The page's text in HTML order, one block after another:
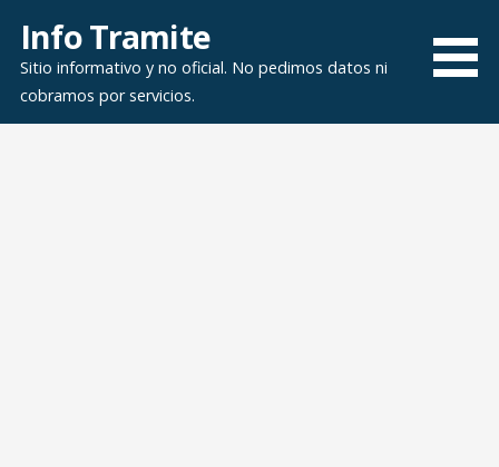
contenido
Info Tramite
Sitio informativo y no oficial. No pedimos datos ni
cobramos por servicios.